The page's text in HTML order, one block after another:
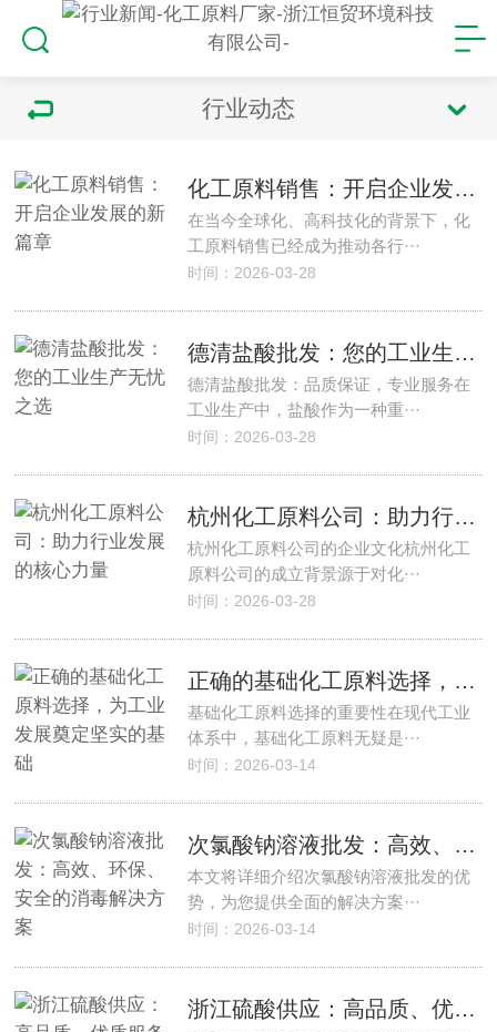
行业动态
化工原料销售：开启企业发展的新篇章
在当今全球化、高科技化的背景下，化
工原料销售已经成为推动各行···
时间：2026-03-28
德清盐酸批发：您的工业生产无忧之选
德清盐酸批发：品质保证，专业服务在
工业生产中，盐酸作为一种重···
时间：2026-03-28
杭州化工原料公司：助力行业发展的核心力量
杭州化工原料公司的企业文化杭州化工
原料公司的成立背景源于对化···
时间：2026-03-28
正确的基础化工原料选择，为工业发展奠定坚实的基础
基础化工原料选择的重要性在现代工业
体系中，基础化工原料无疑是···
时间：2026-03-14
次氯酸钠溶液批发：高效、环保、安全的消毒解决方案
本文将详细介绍次氯酸钠溶液批发的优
势，为您提供全面的解决方案···
时间：2026-03-14
浙江硫酸供应：高品质、优质服务的化工解决方案